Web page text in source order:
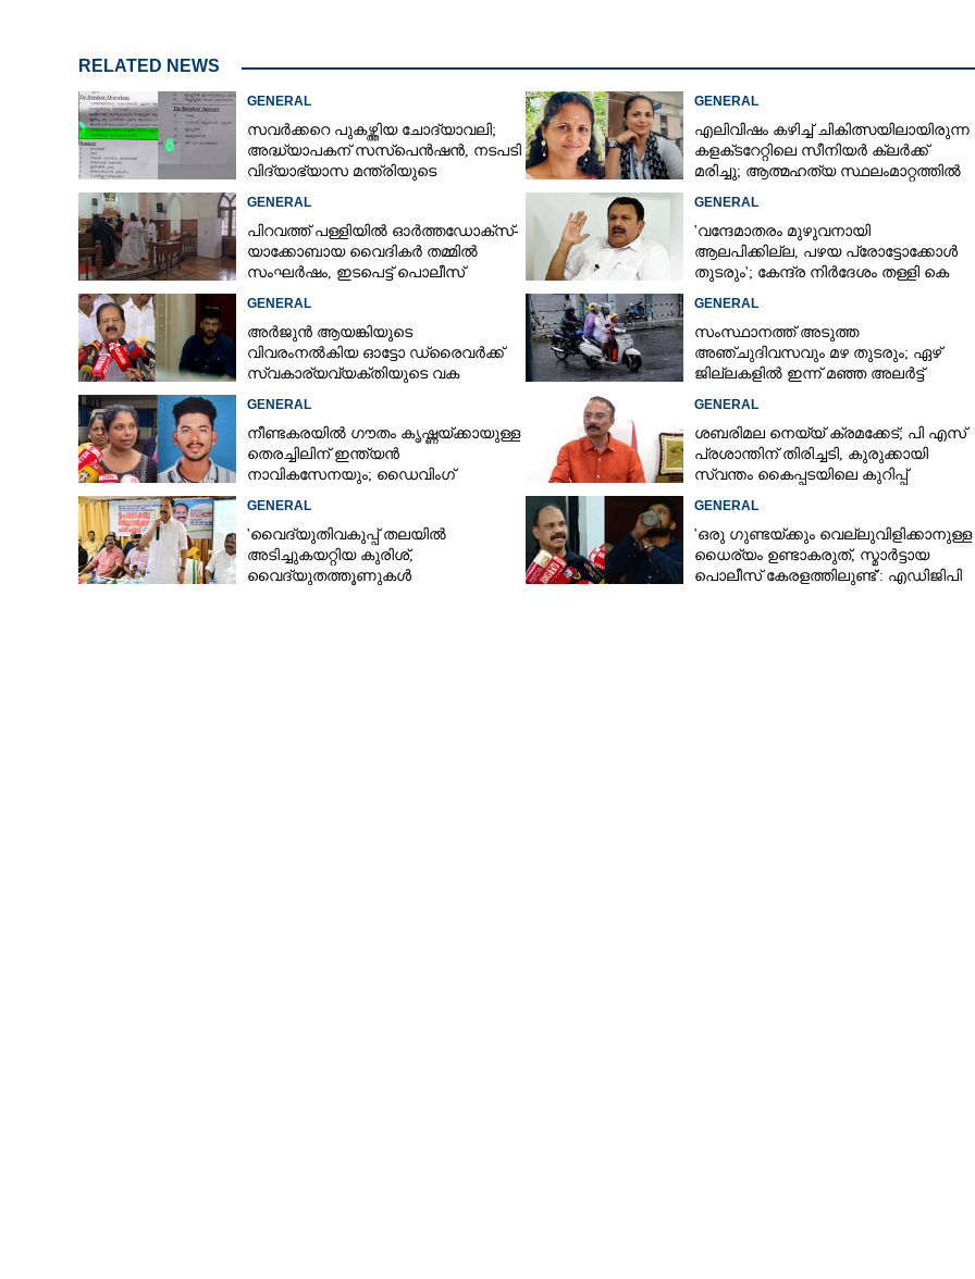
RELATED NEWS
GENERAL
സവർക്കറെ പുകഴ്ത്തിയ ചോദ്യാവലി;
അദ്ധ്യാപകന് സസ്‌പെൻഷൻ, നടപടി
വിദ്യാഭ്യാസ മന്ത്രിയുടെ
GENERAL
എലിവിഷം കഴിച്ച് ചികിത്സയിലായിരുന്ന
കളക്‌ടറേറ്റിലെ സീനിയർ ക്ലർക്ക്
മരിച്ചു; ആത്മഹത്യ സ്ഥലംമാറ്റത്തിൽ
GENERAL
പിറവത്ത് പള്ളിയിൽ ഓർത്തഡോക്സ്-
യാക്കോബായ വൈദികർ തമ്മിൽ
സംഘർഷം, ഇടപെട്ട് പൊലീസ്
GENERAL
'വന്ദേമാതരം മുഴുവനായി
ആലപിക്കില്ല, പഴയ പ്രോട്ടോക്കോൾ
തുടരും'; കേന്ദ്ര നിർദേശം തള്ളി കെ
GENERAL
അർജുൻ ആയങ്കിയുടെ
വിവരംനൽകിയ ഓട്ടോ ഡ്രൈവർക്ക്
സ്വകാര്യവ്യക്തിയുടെ വക
GENERAL
സംസ്ഥാനത്ത് അടുത്ത
അ‌ഞ്ചുദിവസവും മഴ തുടരും; ഏഴ്
ജില്ലകളിൽ ഇന്ന് മഞ്ഞ അലർട്ട്
GENERAL
നീണ്ടകരയിൽ ഗൗതം കൃഷ്ണയ്ക്കായുള്ള
തെരച്ചിലിന് ഇന്ത്യൻ
നാവികസേനയും; ഡൈവിംഗ്
GENERAL
ശബരിമല നെയ്യ് ക്രമക്കേട്; പി എസ്
പ്രശാന്തിന് തിരിച്ചടി, കുരുക്കായി
സ്വന്തം കൈപ്പടയിലെ കുറിപ്പ്
GENERAL
'വൈദ്യുതിവകുപ്പ് തലയിൽ
അടിച്ചുകയറ്റിയ കുരിശ്‌,
വൈദ്യുതത്തൂണുകൾ
GENERAL
'ഒരു ഗുണ്ടയ്ക്കും വെല്ലുവിളിക്കാനുള്ള
ധൈര്യം ഉണ്ടാകരുത്, സ്മാർട്ടായ
പൊലീസ് കേരളത്തിലുണ്ട്': എഡിജിപി